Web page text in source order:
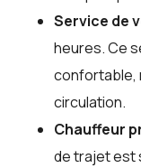
Service de
heures. Ce
confortable,
circulation.
Chauffeur
de trajet est